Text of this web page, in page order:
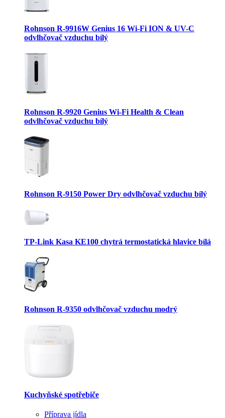
Rohnson R-9916W Genius 16 Wi-Fi ION & UV-C
odvlhčovač vzduchu bílý
Rohnson R-9920 Genius Wi-Fi Health & Clean
odvlhčovač vzduchu bílý
Rohnson R-9150 Power Dry odvlhčovač vzduchu bílý
TP-Link Kasa KE100 chytrá termostatická hlavice bílá
Rohnson R-9350 odvlhčovač vzduchu modrý
Kuchyňské spotřebiče
Příprava jídla